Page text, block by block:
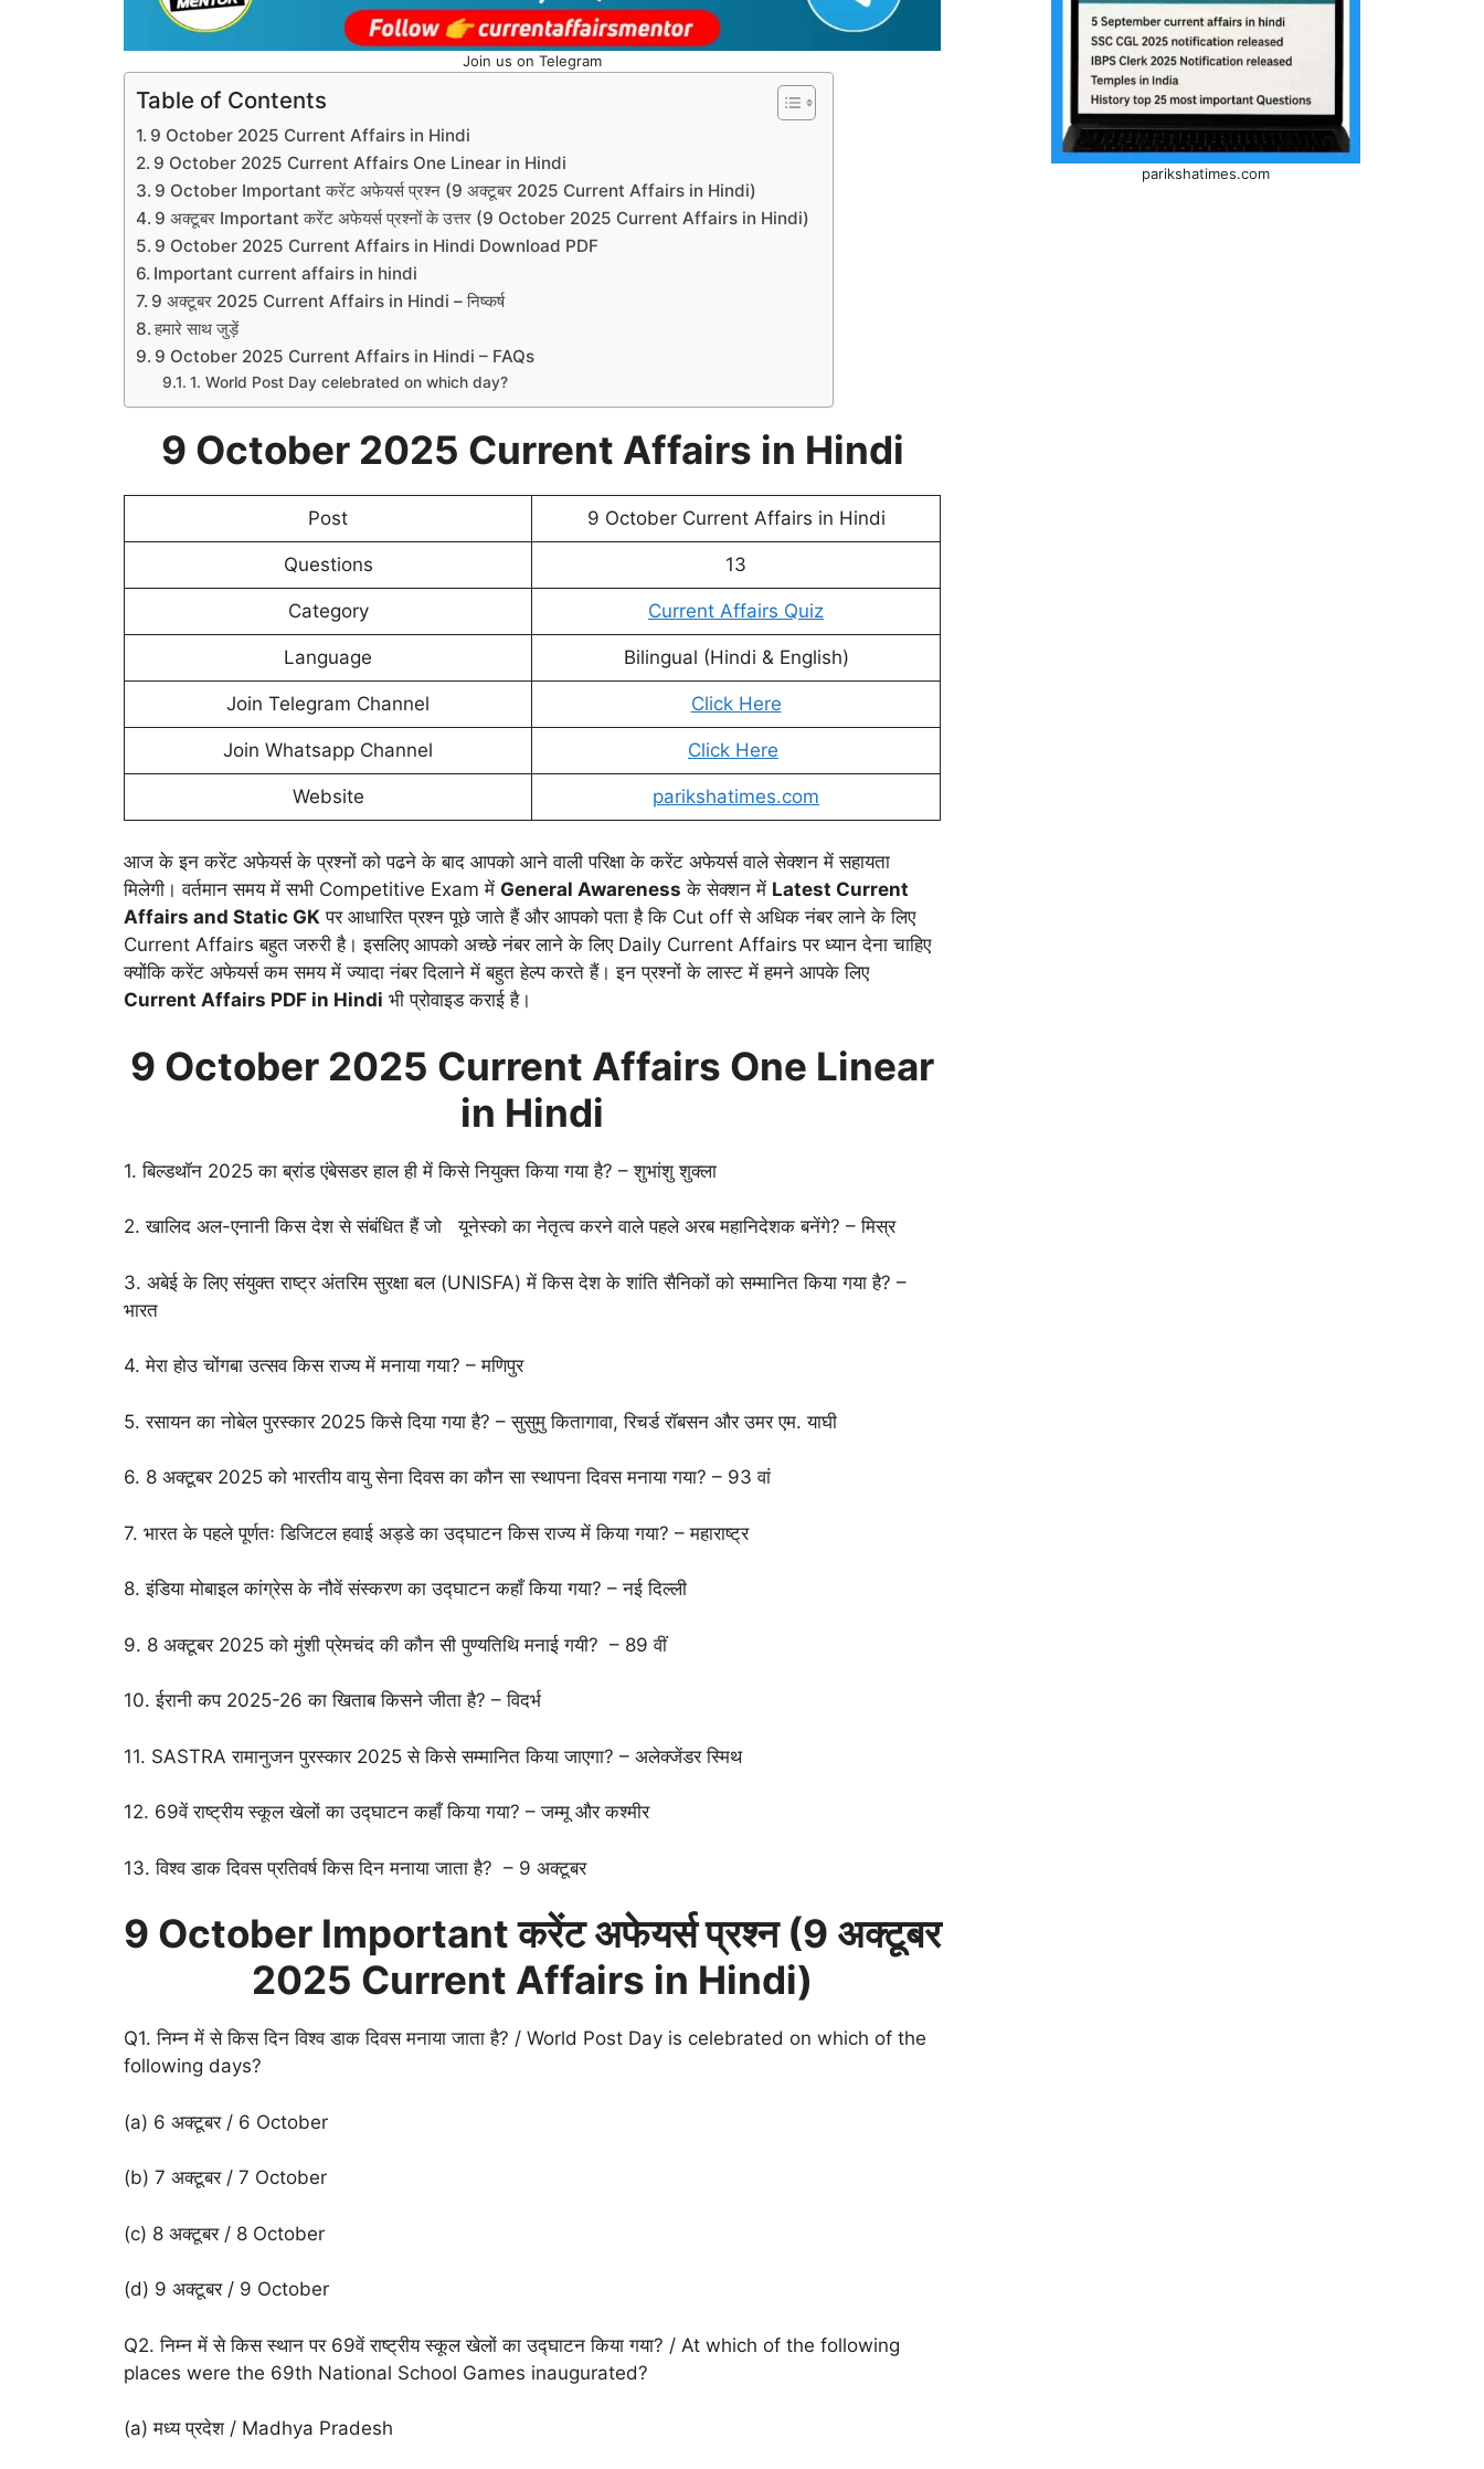
Join us on Telegram
Table of Contents
9 October 2025 Current Affairs in Hindi
9 October 2025 Current Affairs One Linear in Hindi
9 October Important करेंट अफेयर्स प्रश्न (9 अक्टूबर 2025 Current Affairs in Hindi)
9 अक्टूबर Important करेंट अफेयर्स प्रश्नों के उत्तर (9 October 2025 Current Affairs in Hindi)
9 October 2025 Current Affairs in Hindi Download PDF
Important current affairs in hindi
9 अक्टूबर 2025 Current Affairs in Hindi – निष्कर्ष
हमारे साथ जुड़ें
9 October 2025 Current Affairs in Hindi – FAQs
1. World Post Day celebrated on which day?
9 October 2025 Current Affairs in Hindi
Post 9 October Current Affairs in Hindi
Questions 13
Category Current Affairs Quiz
Language Bilingual (Hindi & English)
Join Telegram Channel Click Here
Join Whatsapp Channel Click Here
Website parikshatimes.com
आज के इन करेंट अफेयर्स के प्रश्नों को पढने के बाद आपको आने वाली परिक्षा के करेंट अफेयर्स वाले सेक्शन में सहायता
मिलेगी। वर्तमान समय में सभी Competitive Exam में General Awareness के सेक्शन में Latest Current
Affairs and Static GK पर आधारित प्रश्न पूछे जाते हैं और आपको पता है कि Cut off से अधिक नंबर लाने के लिए
Current Affairs बहुत जरुरी है। इसलिए आपको अच्छे नंबर लाने के लिए Daily Current Affairs पर ध्यान देना चाहिए
क्योंकि करेंट अफेयर्स कम समय में ज्यादा नंबर दिलाने में बहुत हेल्प करते हैं। इन प्रश्नों के लास्ट में हमने आपके लिए
Current Affairs PDF in Hindi भी प्रोवाइड कराई है।
9 October 2025 Current Affairs One Linear
in Hindi
1. बिल्डथॉन 2025 का ब्रांड एंबेसडर हाल ही में किसे नियुक्त किया गया है? – शुभांशु शुक्ला
2. खालिद अल-एनानी किस देश से संबंधित हैं जो यूनेस्को का नेतृत्व करने वाले पहले अरब महानिदेशक बनेंगे? – मिस्र
3. अबेई के लिए संयुक्त राष्ट्र अंतरिम सुरक्षा बल (UNISFA) में किस देश के शांति सैनिकों को सम्मानित किया गया है? –
भारत
4. मेरा होउ चोंगबा उत्सव किस राज्य में मनाया गया? – मणिपुर
5. रसायन का नोबेल पुरस्कार 2025 किसे दिया गया है? – सुसुमु कितागावा, रिचर्ड रॉबसन और उमर एम. याघी
6. 8 अक्टूबर 2025 को भारतीय वायु सेना दिवस का कौन सा स्थापना दिवस मनाया गया? – 93 वां
7. भारत के पहले पूर्णतः डिजिटल हवाई अड्डे का उद्घाटन किस राज्य में किया गया? – महाराष्ट्र
8. इंडिया मोबाइल कांग्रेस के नौवें संस्करण का उद्घाटन कहाँ किया गया? – नई दिल्ली
9. 8 अक्टूबर 2025 को मुंशी प्रेमचंद की कौन सी पुण्यतिथि मनाई गयी? – 89 वीं
10. ईरानी कप 2025-26 का खिताब किसने जीता है? – विदर्भ
11. SASTRA रामानुजन पुरस्कार 2025 से किसे सम्मानित किया जाएगा? – अलेक्जेंडर स्मिथ
12. 69वें राष्ट्रीय स्कूल खेलों का उद्घाटन कहाँ किया गया? – जम्मू और कश्मीर
13. विश्व डाक दिवस प्रतिवर्ष किस दिन मनाया जाता है? – 9 अक्टूबर
9 October Important करेंट अफेयर्स प्रश्न (9 अक्टूबर
2025 Current Affairs in Hindi)
Q1. निम्न में से किस दिन विश्व डाक दिवस मनाया जाता है? / World Post Day is celebrated on which of the
following days?
(a) 6 अक्टूबर / 6 October
(b) 7 अक्टूबर / 7 October
(c) 8 अक्टूबर / 8 October
(d) 9 अक्टूबर / 9 October
Q2. निम्न में से किस स्थान पर 69वें राष्ट्रीय स्कूल खेलों का उद्घाटन किया गया? / At which of the following
places were the 69th National School Games inaugurated?
(a) मध्य प्रदेश / Madhya Pradesh
parikshatimes.com